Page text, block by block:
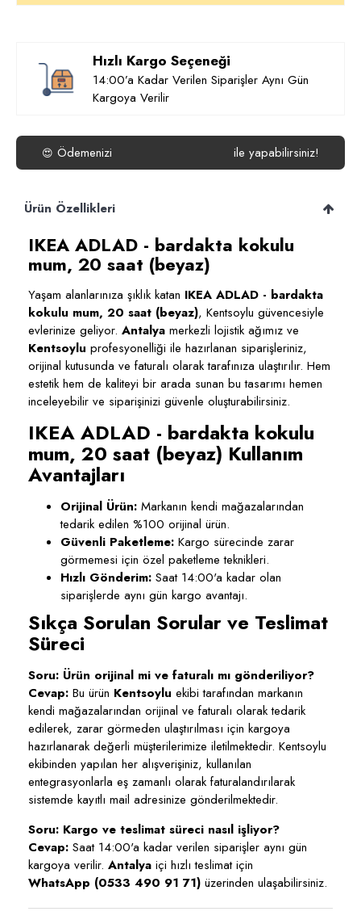
Hızlı Kargo Seçeneği
14:00’a Kadar Verilen Siparişler Aynı Gün
Kargoya Verilir
😍 Ödemenizi ile yapabilirsiniz!
Ürün Özellikleri
IKEA ADLAD - bardakta kokulu
mum, 20 saat (beyaz)
Yaşam alanlarınıza şıklık katan IKEA ADLAD - bardakta
kokulu mum, 20 saat (beyaz), Kentsoylu güvencesiyle
evlerinize geliyor. Antalya merkezli lojistik ağımız ve
Kentsoylu profesyonelliği ile hazırlanan siparişleriniz,
orijinal kutusunda ve faturalı olarak tarafınıza ulaştırılır. Hem
estetik hem de kaliteyi bir arada sunan bu tasarımı hemen
inceleyebilir ve siparişinizi güvenle oluşturabilirsiniz.
IKEA ADLAD - bardakta kokulu
mum, 20 saat (beyaz) Kullanım
Avantajları
Orijinal Ürün: Markanın kendi mağazalarından
tedarik edilen %100 orijinal ürün.
Güvenli Paketleme: Kargo sürecinde zarar
görmemesi için özel paketleme teknikleri.
Hızlı Gönderim: Saat 14:00'a kadar olan
siparişlerde aynı gün kargo avantajı.
Sıkça Sorulan Sorular ve Teslimat
Süreci
Soru: Ürün orijinal mi ve faturalı mı gönderiliyor?
Cevap: Bu ürün Kentsoylu ekibi tarafından markanın
kendi mağazalarından orijinal ve faturalı olarak tedarik
edilerek, zarar görmeden ulaştırılması için kargoya
hazırlanarak değerli müşterilerimize iletilmektedir. Kentsoylu
ekibinden yapılan her alışverişiniz, kullanılan
entegrasyonlarla eş zamanlı olarak faturalandırılarak
sistemde kayıtlı mail adresinize gönderilmektedir.
Soru: Kargo ve teslimat süreci nasıl işliyor?
Cevap: Saat 14:00'a kadar verilen siparişler aynı gün
kargoya verilir. Antalya içi hızlı teslimat için
WhatsApp (0533 490 91 71) üzerinden ulaşabilirsiniz.